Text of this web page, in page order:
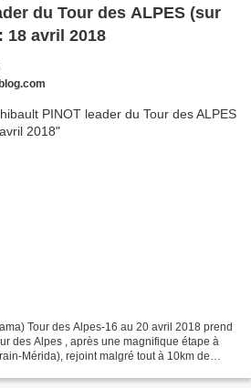
du Tour des ALPES (sur
18 avril 2018
Tour des Alpes-16 au 20 avril 2018 prend
des Alpes , après une magnifique étape à
Mérida), rejoint malgré tout à 10km de